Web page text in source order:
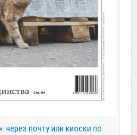
почту или киоски по